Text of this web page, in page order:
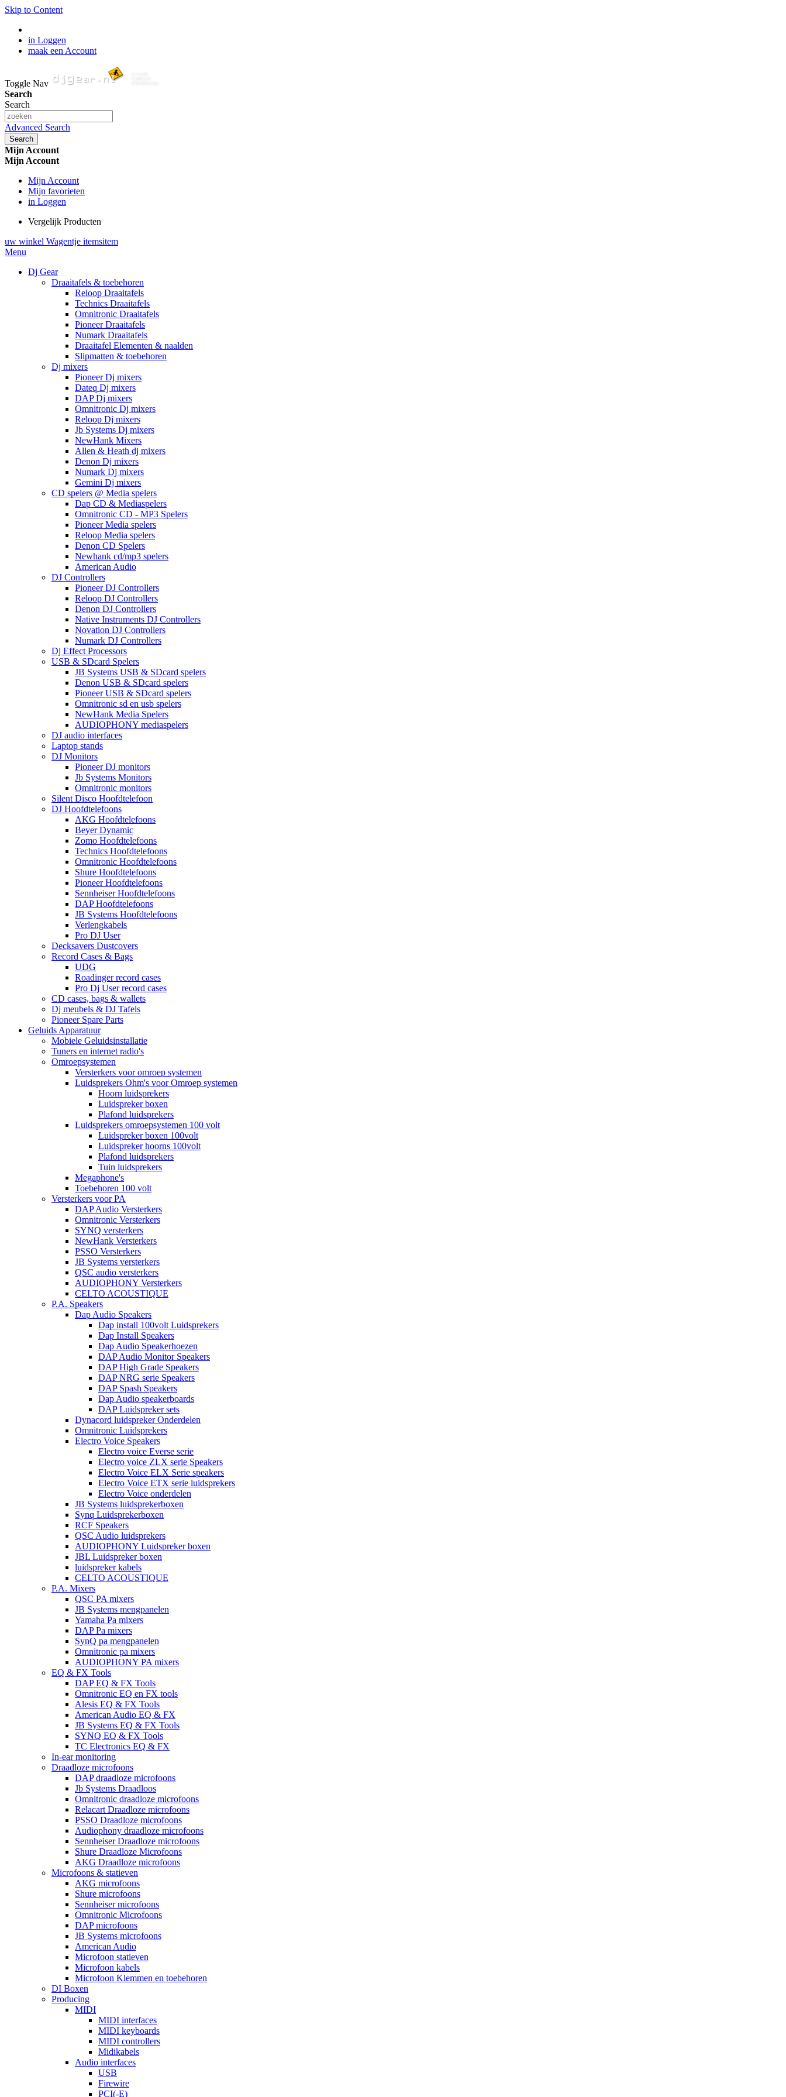
Skip to Content
in Loggen
maak een Account
Toggle Nav
Search
Search
Advanced Search
Search
Mijn Account
Mijn Account
Mijn Account
Mijn favorieten
in Loggen
Vergelijk Producten
uw winkel Wagentje itemsitem
Menu
Dj Gear
Draaitafels & toebehoren
Reloop Draaitafels
Technics Draaitafels
Omnitronic Draaitafels
Pioneer Draaitafels
Numark Draaitafels
Draaitafel Elementen & naalden
Slipmatten & toebehoren
Dj mixers
Pioneer Dj mixers
Dateq Dj mixers
DAP Dj mixers
Omnitronic Dj mixers
Reloop Dj mixers
Jb Systems Dj mixers
NewHank Mixers
Allen & Heath dj mixers
Denon Dj mixers
Numark Dj mixers
Gemini Dj mixers
CD spelers @ Media spelers
Dap CD & Mediaspelers
Omnitronic CD - MP3 Spelers
Pioneer Media spelers
Reloop Media spelers
Denon CD Spelers
Newhank cd/mp3 spelers
American Audio
DJ Controllers
Pioneer DJ Controllers
Reloop DJ Controllers
Denon DJ Controllers
Native Instruments DJ Controllers
Novation DJ Controllers
Numark DJ Controllers
Dj Effect Processors
USB & SDcard Spelers
JB Systems USB & SDcard spelers
Denon USB & SDcard spelers
Pioneer USB & SDcard spelers
Omnitronic sd en usb spelers
NewHank Media Spelers
AUDIOPHONY mediaspelers
DJ audio interfaces
Laptop stands
DJ Monitors
Pioneer DJ monitors
Jb Systems Monitors
Omnitronic monitors
Silent Disco Hoofdtelefoon
DJ Hoofdtelefoons
AKG Hoofdtelefoons
Beyer Dynamic
Zomo Hoofdtelefoons
Technics Hoofdtelefoons
Omnitronic Hoofdtelefoons
Shure Hoofdtelefoons
Pioneer Hoofdtelefoons
Sennheiser Hoofdtelefoons
DAP Hoofdtelefoons
JB Systems Hoofdtelefoons
Verlengkabels
Pro DJ User
Decksavers Dustcovers
Record Cases & Bags
UDG
Roadinger record cases
Pro Dj User record cases
CD cases, bags & wallets
Dj meubels & DJ Tafels
Pioneer Spare Parts
Geluids Apparatuur
Mobiele Geluidsinstallatie
Tuners en internet radio's
Omroepsystemen
Versterkers voor omroep systemen
Luidsprekers Ohm's voor Omroep systemen
Hoorn luidsprekers
Luidspreker boxen
Plafond luidsprekers
Luidsprekers omroepsystemen 100 volt
Luidspreker boxen 100volt
Luidspreker hoorns 100volt
Plafond luidsprekers
Tuin luidsprekers
Megaphone's
Toebehoren 100 volt
Versterkers voor PA
DAP Audio Versterkers
Omnitronic Versterkers
SYNQ versterkers
NewHank Versterkers
PSSO Versterkers
JB Systems versterkers
QSC audio versterkers
AUDIOPHONY Versterkers
CELTO ACOUSTIQUE
P.A. Speakers
Dap Audio Speakers
Dap install 100volt Luidsprekers
Dap Install Speakers
Dap Audio Speakerhoezen
DAP Audio Monitor Speakers
DAP High Grade Speakers
DAP NRG serie Speakers
DAP Spash Speakers
Dap Audio speakerboards
DAP Luidspreker sets
Dynacord luidspreker Onderdelen
Omnitronic Luidsprekers
Electro Voice Speakers
Electro voice Everse serie
Electro voice ZLX serie Speakers
Electro Voice ELX Serie speakers
Electro Voice ETX serie luidsprekers
Electro Voice onderdelen
JB Systems luidsprekerboxen
Synq Luidsprekerboxen
RCF Speakers
QSC Audio luidsprekers
AUDIOPHONY Luidspreker boxen
JBL Luidspreker boxen
luidspreker kabels
CELTO ACOUSTIQUE
P.A. Mixers
QSC PA mixers
JB Systems mengpanelen
Yamaha Pa mixers
DAP Pa mixers
SynQ pa mengpanelen
Omnitronic pa mixers
AUDIOPHONY PA mixers
EQ & FX Tools
DAP EQ & FX Tools
Omnitronic EQ en FX tools
Alesis EQ & FX Tools
American Audio EQ & FX
JB Systems EQ & FX Tools
SYNQ EQ & FX Tools
TC Electronics EQ & FX
In-ear monitoring
Draadloze microfoons
DAP draadloze microfoons
Jb Systems Draadloos
Omnitronic draadloze microfoons
Relacart Draadloze microfoons
PSSO Draadloze microfoons
Audiophony draadloze microfoons
Sennheiser Draadloze microfoons
Shure Draadloze Microfoons
AKG Draadloze microfoons
Microfoons & statieven
AKG microfoons
Shure microfoons
Sennheiser microfoons
Omnitronic Microfoons
DAP microfoons
JB Systems microfoons
American Audio
Microfoon statieven
Microfoon kabels
Microfoon Klemmen en toebehoren
DI Boxen
Producing
MIDI
MIDI interfaces
MIDI keyboards
MIDI controllers
Midikabels
Audio interfaces
USB
Firewire
PCI(-E)